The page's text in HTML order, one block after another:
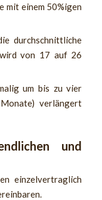
mit einem 50%igen
durchschnittliche
von 17 auf 26
um bis zu vier
verlängert
und
einzelvertraglich